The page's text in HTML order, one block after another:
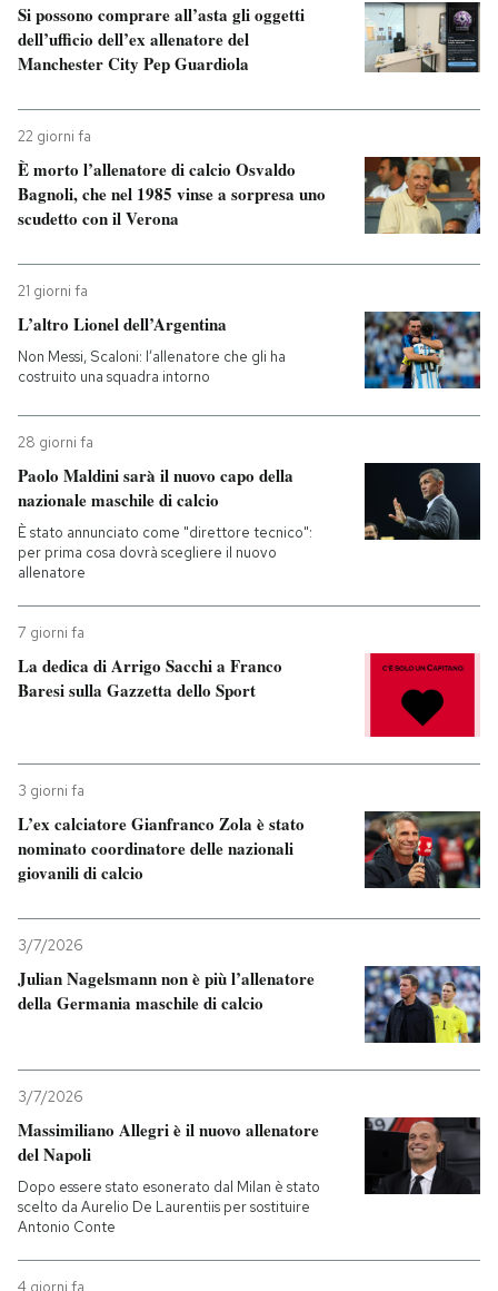
Si possono comprare all’asta gli oggetti
dell’ufficio dell’ex allenatore del
Manchester City Pep Guardiola
22 giorni fa
È morto l’allenatore di calcio Osvaldo
Bagnoli, che nel 1985 vinse a sorpresa uno
scudetto con il Verona
21 giorni fa
L’altro Lionel dell’Argentina
Non Messi, Scaloni: l’allenatore che gli ha
costruito una squadra intorno
28 giorni fa
Paolo Maldini sarà il nuovo capo della
nazionale maschile di calcio
È stato annunciato come "direttore tecnico":
per prima cosa dovrà scegliere il nuovo
allenatore
7 giorni fa
La dedica di Arrigo Sacchi a Franco
Baresi sulla Gazzetta dello Sport
3 giorni fa
L’ex calciatore Gianfranco Zola è stato
nominato coordinatore delle nazionali
giovanili di calcio
3/7/2026
Julian Nagelsmann non è più l’allenatore
della Germania maschile di calcio
3/7/2026
Massimiliano Allegri è il nuovo allenatore
del Napoli
Dopo essere stato esonerato dal Milan è stato
scelto da Aurelio De Laurentiis per sostituire
Antonio Conte
4 giorni fa